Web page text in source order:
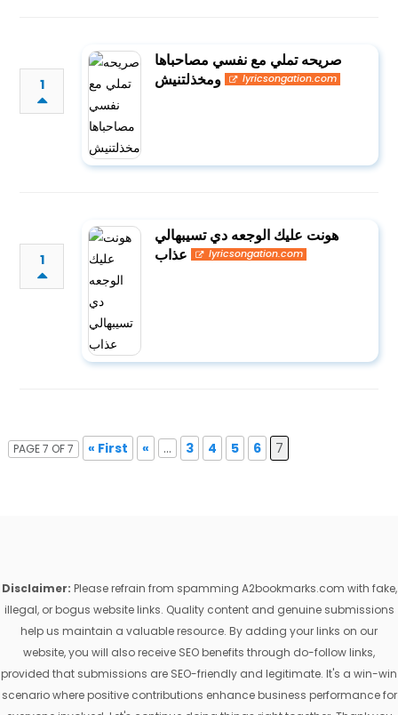
1
صريحه تملي مع نفسي مصاحباها
ومخذلتنيش
lyricsongation.com
1
هونت عليك الوجعه دي تسيبهالي
عذاب
lyricsongation.com
PAGE 7 OF 7 « First « ... 3 4 5 6 7
Disclaimer: Please refrain from spamming A2bookmarks.com with fake,
illegal, or bogus website links. Quality content and genuine submissions
help us maintain a valuable resource. By adding your links on our
website, you will also receive SEO benefits through do-follow links,
provided that submissions are SEO-friendly and legitimate. It's a win-win
scenario where positive contributions enhance business performance for